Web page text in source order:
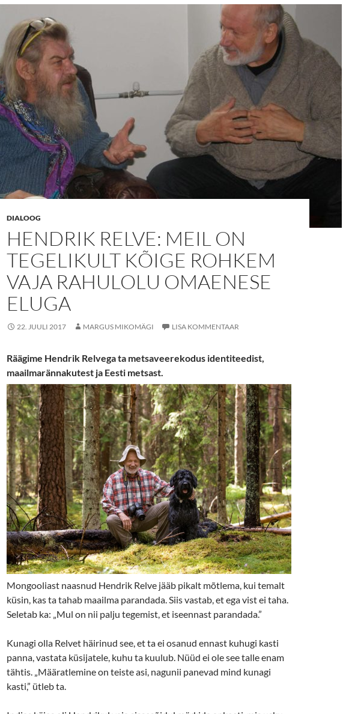
DIALOOG
HENDRIK RELVE: MEIL ON
TEGELIKULT KÕIGE ROHKEM
VAJA RAHULOLU OMAENESE
ELUGA
22. JUULI 2017 MARGUS MIKOMÄGI LISA KOMMENTAAR
Räägime Hendrik Relvega ta metsaveerekodus identiteedist,
maailmarännakutest ja Eesti metsast.
Mongooliast naasnud Hendrik Relve jääb pikalt mõtlema, kui temalt
küsin, kas ta tahab maailma parandada. Siis vastab, et ega vist ei taha.
Seletab ka: „Mul on nii palju tegemist, et iseennast parandada.”
Kunagi olla Relvet häirinud see, et ta ei osanud ennast kuhugi kasti
panna, vastata küsijatele, kuhu ta kuulub. Nüüd ei ole see talle enam
tähtis. „Määratlemine on teiste asi, nagunii panevad mind kunagi
kasti,” ütleb ta.